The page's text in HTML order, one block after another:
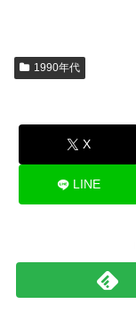
1990年代
X
LINE